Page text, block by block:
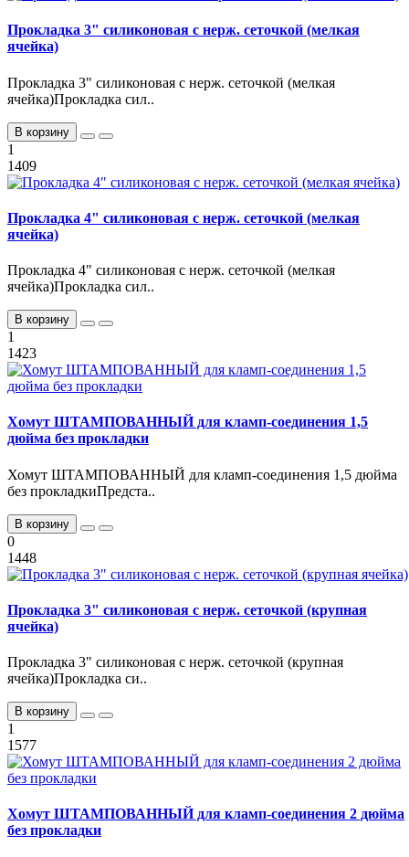
Прокладка 3" силиконовая с нерж. сеточкой (мелкая
ячейка)
Прокладка 3" силиконовая с нерж. сеточкой (мелкая
ячейка)Прокладка сил..
В корзину
1
1409
Прокладка 4" силиконовая с нерж. сеточкой (мелкая
ячейка)
Прокладка 4" силиконовая с нерж. сеточкой (мелкая
ячейка)Прокладка сил..
В корзину
1
1423
Хомут ШТАМПОВАННЫЙ для кламп-соединения 1,5
дюйма без прокладки
Хомут ШТАМПОВАННЫЙ для кламп-соединения 1,5 дюйма
без прокладкиПредста..
В корзину
0
1448
Прокладка 3" силиконовая с нерж. сеточкой (крупная
ячейка)
Прокладка 3" силиконовая с нерж. сеточкой (крупная
ячейка)Прокладка си..
В корзину
1
1577
Хомут ШТАМПОВАННЫЙ для кламп-соединения 2 дюйма
без прокладки